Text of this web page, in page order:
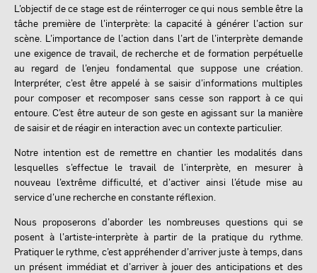
L’objectif de ce stage est de réinterroger ce qui nous semble être la
tâche première de l’interprète: la capacité à générer l’action sur
scène. L’importance de l’action dans l’art de l’interprète demande
une exigence de travail, de recherche et de formation perpétuelle
au regard de l’enjeu fondamental que suppose une création.
Interpréter, c’est être appelé à se saisir d’informations multiples
pour composer et recomposer sans cesse son rapport à ce qui
entoure. C’est être auteur de son geste en agissant sur la manière
de saisir et de réagir en interaction avec un contexte particulier.
Notre intention est de remettre en chantier les modalités dans
lesquelles s’effectue le travail de l’interprète, en mesurer à
nouveau l’extrême difficulté, et d’activer ainsi l’étude mise au
service d’une recherche en constante réflexion.
Nous proposerons d’aborder les nombreuses questions qui se
posent à l’artiste-interprète à partir de la pratique du rythme.
Pratiquer le rythme, c’est appréhender d’arriver juste à temps, dans
un présent immédiat et d’arriver à jouer des anticipations et des